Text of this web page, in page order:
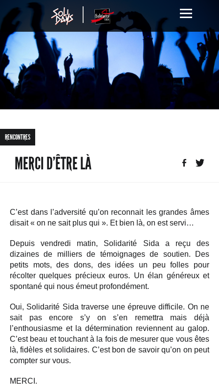
RENCONTRES
MERCI D’ÊTRE LÀ
C’est dans l’adversité qu’on reconnait les grandes âmes
disait « on ne sait plus qui ». Et bien là, on est servi…
Depuis vendredi matin, Solidarité Sida a reçu des
dizaines de milliers de témoignages de soutien. Des
petits mots, des dons, des idées un peu folles pour
récolter quelques précieux euros. Un élan généreux et
spontané qui nous émeut profondément.
Oui, Solidarité Sida traverse une épreuve difficile. On ne
sait pas encore s’y on s’en remettra mais déjà
l’enthousiasme et la détermination reviennent au galop.
C’est beau et touchant à la fois de mesurer que vous êtes
là, fidèles et solidaires. C’est bon de savoir qu’on on peut
compter sur vous.
MERCI.